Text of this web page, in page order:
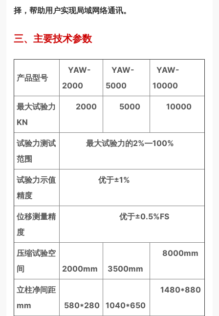
择，帮助用户实现局域网络通讯。
三、主要技术参数
产品型号
YAW-
2000
YAW-
5000
YAW-
10000
最大试验力
KN
2000 5000 10000
试验力测试
范围
最大试验力的2%—100%
试验力示值
精度
优于±1%
位移测量精
度
优于±0.5%FS
压缩试验空
间
2000mm 3500mm
8000mm
立柱净间距
mm
580*280 1040*650
1480*880